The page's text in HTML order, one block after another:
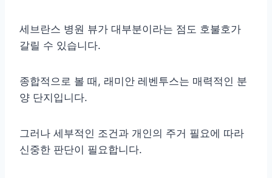
세브란스 병원 뷰가 대부분이라는 점도 호불호가
갈릴 수 있습니다.
종합적으로 볼 때, 래미안 레벤투스는 매력적인 분
양 단지입니다.
그러나 세부적인 조건과 개인의 주거 필요에 따라
신중한 판단이 필요합니다.